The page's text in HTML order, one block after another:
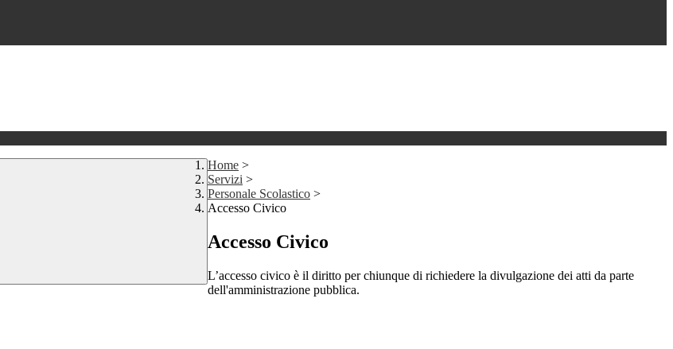
Home >
Servizi >
Personale Scolastico >
Accesso Civico
Accesso Civico
L’accesso civico è il diritto per chiunque di richiedere la divulgazione dei atti da parte
dell'amministrazione pubblica.